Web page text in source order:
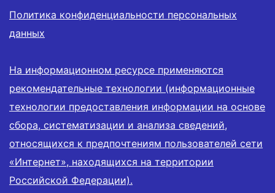
Политика конфиденциальности персональных
данных
На информационном ресурсе применяются
рекомендательные технологии (информационные
технологии предоставления информации на основе
сбора, систематизации и анализа сведений,
относящихся к предпочтениям пользователей сети
«Интернет», находящихся на территории
Российской Федерации).